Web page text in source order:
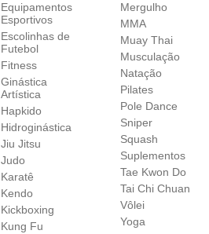
Equipamentos
Esportivos
Escolinhas de
Futebol
Fitness
Ginástica
Artística
Hapkido
Hidroginástica
Jiu Jitsu
Judo
Karatê
Kendo
Kickboxing
Kung Fu
Mergulho
MMA
Muay Thai
Musculação
Natação
Pilates
Pole Dance
Sniper
Squash
Suplementos
Tae Kwon Do
Tai Chi Chuan
Vôlei
Yoga